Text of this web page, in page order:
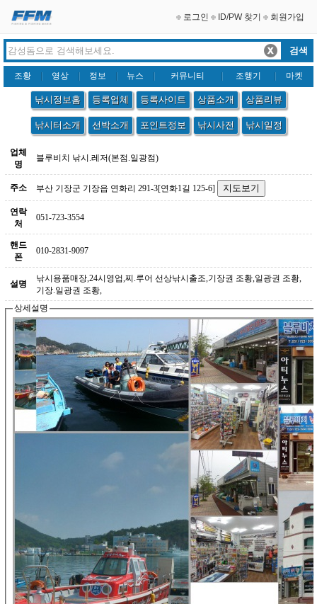
로그인 ID/PW 찾기 회원가입
조황 영상 정보 뉴스 커뮤니티 조행기 마켓
낚시정보홈 등록업체 등록사이트 상품소개 상품리뷰
낚시터소개 선박소개 포인트정보 낚시사전 낚시일정
업체
명
블루비치 낚시.레저(본점.일광점)
주소 부산 기장군 기장읍 연화리 291-3[연화1길 125-6]
연락
처
051-723-3554
핸드
폰
010-2831-9097
설명
낚시용품매장,24시영업,찌.루어 선상낚시출조,기장권 조황,일광권 조황,
기장.일광권 조황,
상세설명